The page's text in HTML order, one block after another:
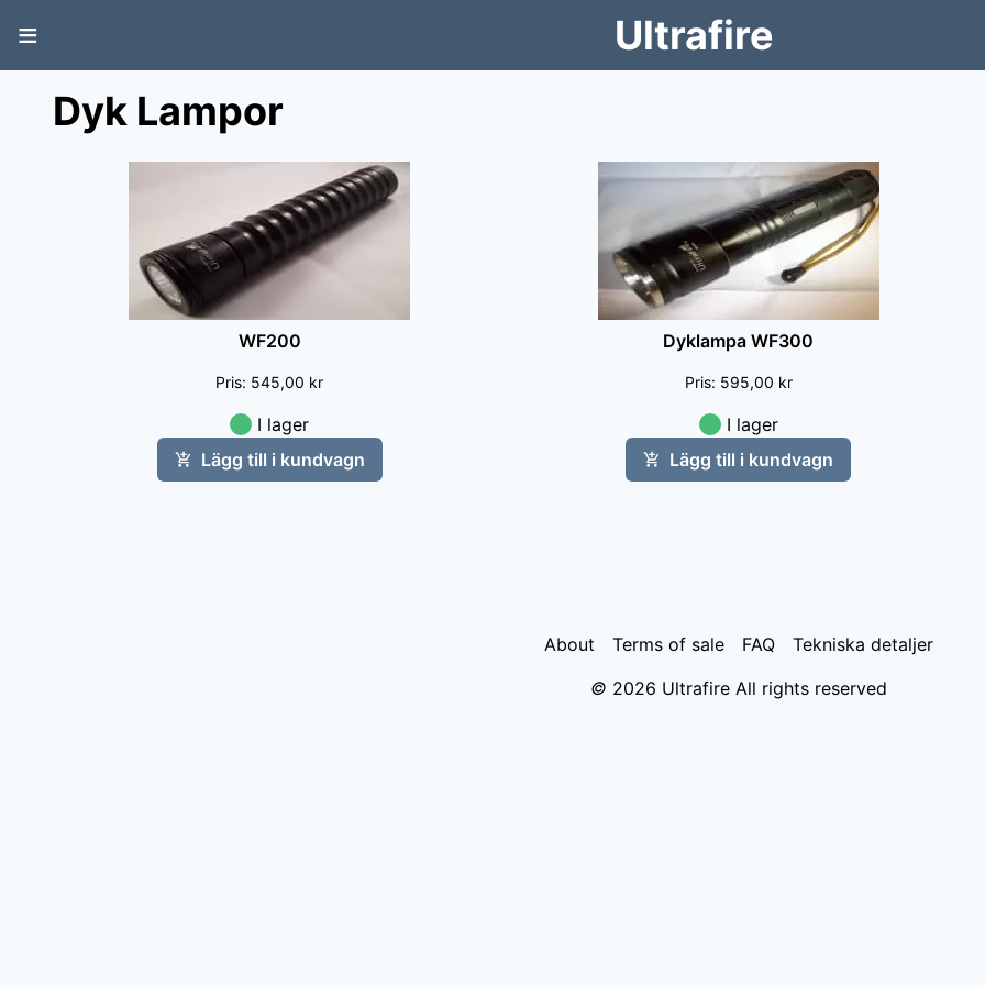
≡ Ultrafire
Dyk Lampor
WF200
Pris: 545,00 kr
I lager
Lägg till i kundvagn
Dyklampa WF300
Pris: 595,00 kr
I lager
Lägg till i kundvagn
About Terms of sale FAQ
Tekniska detaljer
© 2026 Ultrafire All rights reserved